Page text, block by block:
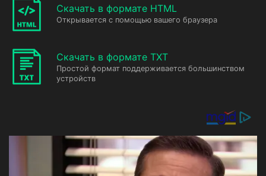
Скачать в формате HTML
Открывается с помощью вашего браузера
Скачать в формате TXT
Простой формат поддерживается большинством
устройств